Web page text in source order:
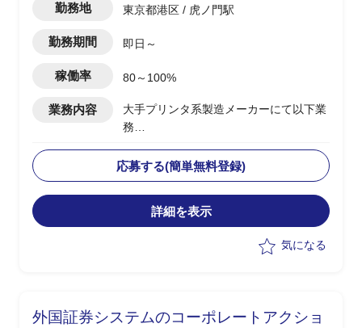
勤務地 東京都港区 / 虎ノ門駅
勤務期間 即日～
稼働率 80～100%
業務内容
大手プリンタ系製造メーカーにて以下業
務
業務を担当
・マスタ統合を含むERP導入の上流工程
支援
・顧客およびベンダーとの調整およびプ
・PMとして要員計画およびチームビル
応募する(簡単無料登録)
詳細を表示
気になる
外国証券システムのコーポレートアクショ